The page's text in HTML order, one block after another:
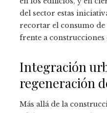
del sector estas
recortar el consumo de
frente a construcciones
Integración
regeneración
Más allá de la